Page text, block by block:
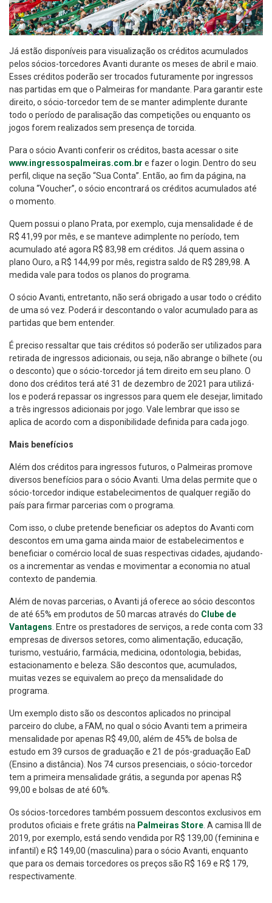
Já estão disponíveis para visualização os créditos acumulados
pelos sócios-torcedores Avanti durante os meses de abril e maio.
Esses créditos poderão ser trocados futuramente por ingressos
nas partidas em que o Palmeiras for mandante. Para garantir este
direito, o sócio-torcedor tem de se manter adimplente durante
todo o período de paralisação das competições ou enquanto os
jogos forem realizados sem presença de torcida.
Para o sócio Avanti conferir os créditos, basta acessar o site
www.ingressospalmeiras.com.br e fazer o login. Dentro do seu
perfil, clique na seção “Sua Conta”. Então, ao fim da página, na
coluna “Voucher”, o sócio encontrará os créditos acumulados até
o momento.
Quem possui o plano Prata, por exemplo, cuja mensalidade é de
R$ 41,99 por mês, e se manteve adimplente no período, tem
acumulado até agora R$ 83,98 em créditos. Já quem assina o
plano Ouro, a R$ 144,99 por mês, registra saldo de R$ 289,98. A
medida vale para todos os planos do programa.
O sócio Avanti, entretanto, não será obrigado a usar todo o crédito
de uma só vez. Poderá ir descontando o valor acumulado para as
partidas que bem entender.
É preciso ressaltar que tais créditos só poderão ser utilizados para
retirada de ingressos adicionais, ou seja, não abrange o bilhete (ou
o desconto) que o sócio-torcedor já tem direito em seu plano. O
dono dos créditos terá até 31 de dezembro de 2021 para utilizá-
los e poderá repassar os ingressos para quem ele desejar, limitado
a três ingressos adicionais por jogo. Vale lembrar que isso se
aplica de acordo com a disponibilidade definida para cada jogo.
Mais benefícios
Além dos créditos para ingressos futuros, o Palmeiras promove
diversos benefícios para o sócio Avanti. Uma delas permite que o
sócio-torcedor indique estabelecimentos de qualquer região do
país para firmar parcerias com o programa.
Com isso, o clube pretende beneficiar os adeptos do Avanti com
descontos em uma gama ainda maior de estabelecimentos e
beneficiar o comércio local de suas respectivas cidades, ajudando-
os a incrementar as vendas e movimentar a economia no atual
contexto de pandemia.
Além de novas parcerias, o Avanti já oferece ao sócio descontos
de até 65% em produtos de 50 marcas através do Clube de
Vantagens . Entre os prestadores de serviços, a rede conta com 33
empresas de diversos setores, como alimentação, educação,
turismo, vestuário, farmácia, medicina, odontologia, bebidas,
estacionamento e beleza. São descontos que, acumulados,
muitas vezes se equivalem ao preço da mensalidade do
programa.
Um exemplo disto são os descontos aplicados no principal
parceiro do clube, a FAM, no qual o sócio Avanti tem a primeira
mensalidade por apenas R$ 49,00, além de 45% de bolsa de
estudo em 39 cursos de graduação e 21 de pós-graduação EaD
(Ensino a distância). Nos 74 cursos presenciais, o sócio-torcedor
tem a primeira mensalidade grátis, a segunda por apenas R$
99,00 e bolsas de até 60%.
Os sócios-torcedores também possuem descontos exclusivos em
produtos oficiais e frete grátis na Palmeiras Store . A camisa III de
2019, por exemplo, está sendo vendida por R$ 139,00 (feminina e
infantil) e R$ 149,00 (masculina) para o sócio Avanti, enquanto
que para os demais torcedores os preços são R$ 169 e R$ 179,
respectivamente.